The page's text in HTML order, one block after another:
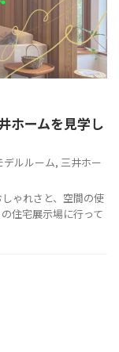
ホームを見学し
デルルーム, 三井ホー
ゃれさと、空間の使
住宅展示場に行って